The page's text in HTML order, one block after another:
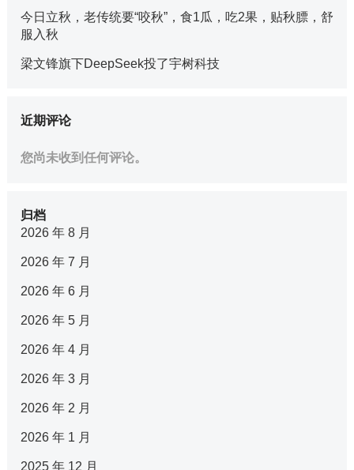
今日立秋，老传统要“咬秋”，食1瓜，吃2果，贴秋膘，舒
服入秋
梁文锋旗下DeepSeek投了宇树科技
近期评论
您尚未收到任何评论。
归档
2026 年 8 月
2026 年 7 月
2026 年 6 月
2026 年 5 月
2026 年 4 月
2026 年 3 月
2026 年 2 月
2026 年 1 月
2025 年 12 月